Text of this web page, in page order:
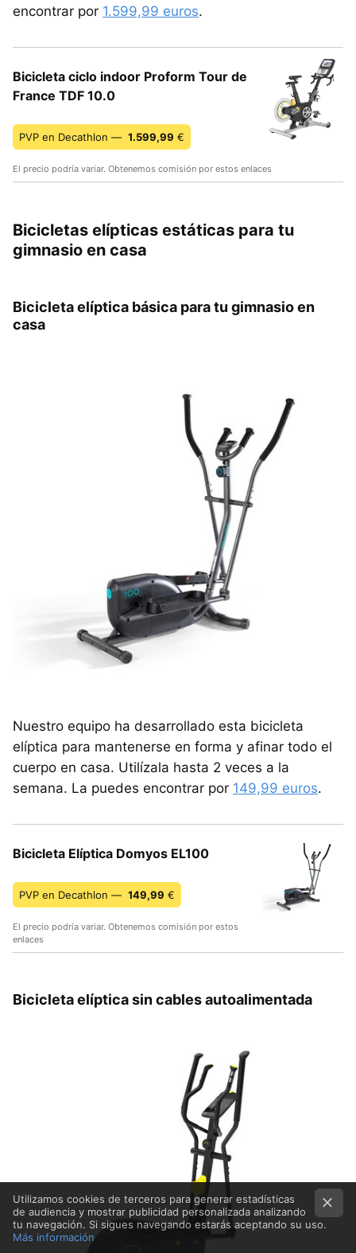
encontrar por 1.599,99 euros.
Bicicleta ciclo indoor Proform Tour de
France TDF 10.0
PVP en Decathlon — 1.599,99 €
El precio podría variar. Obtenemos comisión por estos enlaces
Bicicletas elípticas estáticas para tu
gimnasio en casa
Bicicleta elíptica básica para tu gimnasio en
casa
Nuestro equipo ha desarrollado esta bicicleta
elíptica para mantenerse en forma y afinar todo el
cuerpo en casa. Utilízala hasta 2 veces a la
semana. La puedes encontrar por 149,99 euros.
Bicicleta Elíptica Domyos EL100
PVP en Decathlon — 149,99 €
El precio podría variar. Obtenemos comisión por estos
enlaces
Bicicleta elíptica sin cables autoalimentada
Utilizamos cookies de terceros para generar estadísticas
de audiencia y mostrar publicidad personalizada analizando
tu navegación. Si sigues navegando estarás aceptando su uso.
Más información